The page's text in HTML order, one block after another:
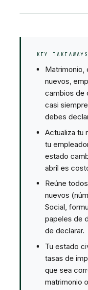
KEY TAKEAWAYS
Matrimonio,
nuevos,
cambios de
casi
debes
Actualiza tu
tu
estado
abril es
Reúne
nuevos
Social,
papeles de
de declarar.
Tu estado
tasas de
que sea
matrimonio